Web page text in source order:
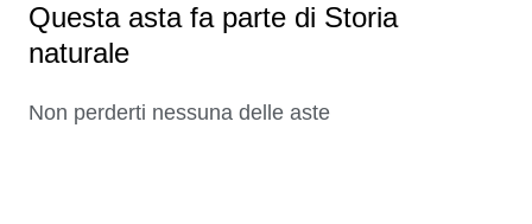
Questa asta fa parte di Storia
naturale
Non perderti nessuna delle aste